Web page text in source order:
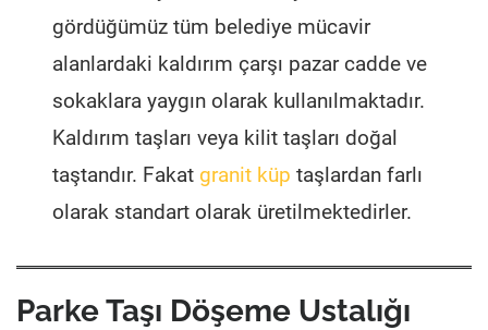
gördüğümüz tüm belediye mücavir
alanlardaki kaldırım çarşı pazar cadde ve
sokaklara yaygın olarak kullanılmaktadır.
Kaldırım taşları veya kilit taşları doğal
taştandır. Fakat granit küp taşlardan farlı
olarak standart olarak üretilmektedirler.
Parke Taşı Döşeme Ustalığı